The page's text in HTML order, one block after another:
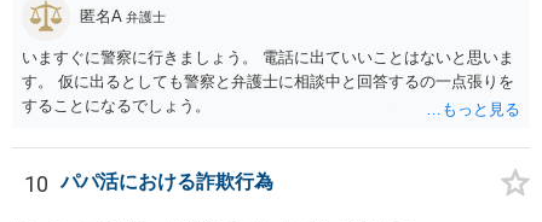
匿名A 弁護士
いますぐに警察に行きましょう。 電話に出ていいことはないと思いま
す。 仮に出るとしても警察と弁護士に相談中と回答するの一点張りを
することになるでしょう。
10 パパ活における詐欺行為